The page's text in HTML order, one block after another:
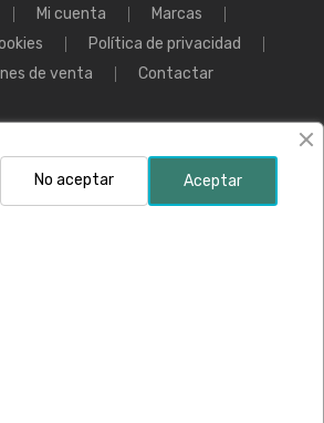
Mi cuenta
Marcas
Política de privacidad
de venta
Contactar
Unión Europea-Next Generation EU
Aceptar
No aceptar